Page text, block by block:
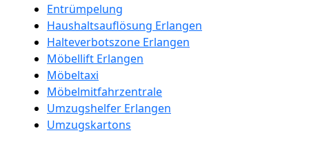
Entrümpelung
Haushaltsauflösung Erlangen
Halteverbotszone Erlangen
Möbellift Erlangen
Möbeltaxi
Möbelmitfahrzentrale
Umzugshelfer Erlangen
Umzugskartons